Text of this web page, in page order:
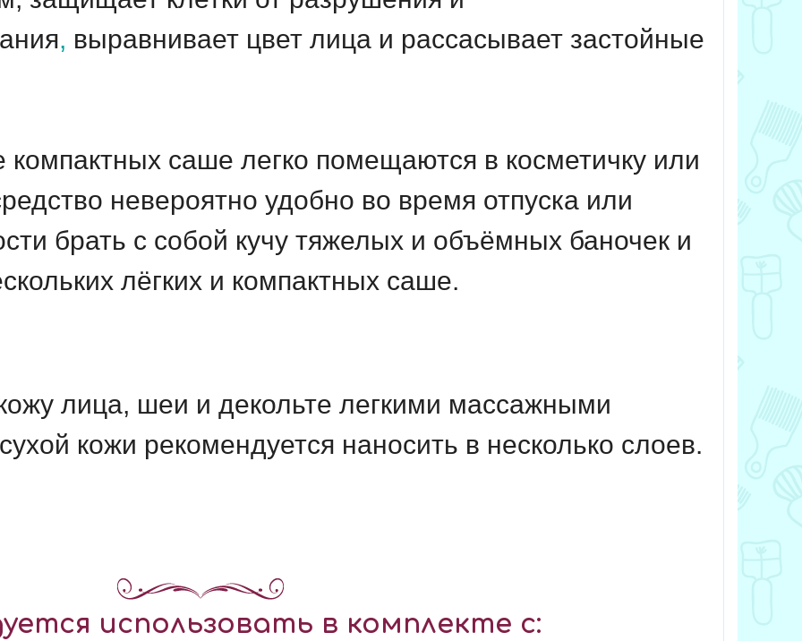
, выравнивает цвет лица и рассасывает застойные
компактных саше легко помещаются в косметичку или
невероятно удобно во время отпуска или
брать с собой кучу тяжелых и объёмных баночек и
лёгких и компактных саше.
лица, шеи и декольте легкими массажными
кожи рекомендуется наносить в несколько слоев.
использовать в комплекте с: